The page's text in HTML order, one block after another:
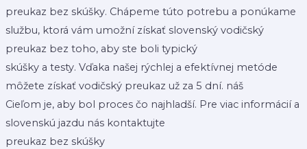
preukaz bez skúšky. Chápeme túto potrebu a ponúkame
službu, ktorá vám umožní získať slovenský vodičský
preukaz bez toho, aby ste boli typický
skúšky a testy. Vďaka našej rýchlej a efektívnej metóde
môžete získať vodičský preukaz už za 5 dní. náš
Cieľom je, aby bol proces čo najhladší. Pre viac informácií a
slovenskú jazdu nás kontaktujte
preukaz bez skúšky